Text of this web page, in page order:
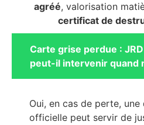
agréé, valorisation
certificat de
Carte grise perdue :
peut-il intervenir quand
Oui, en cas de perte,
officielle peut servir de